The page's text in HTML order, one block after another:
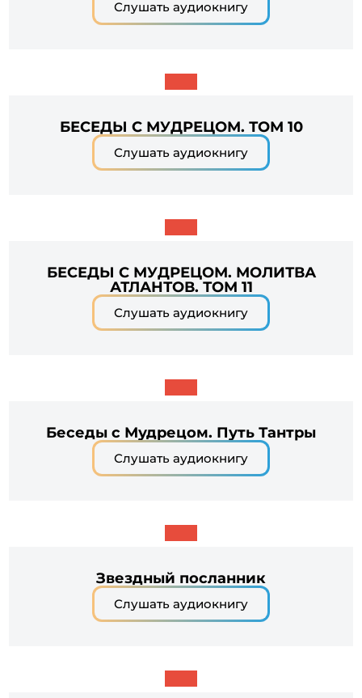
Слушать аудиокнигу
БЕСЕДЫ С МУДРЕЦОМ. ТОМ 10
Слушать аудиокнигу
БЕСЕДЫ С МУДРЕЦОМ. МОЛИТВА
АТЛАНТОВ. ТОМ 11
Слушать аудиокнигу
Беседы с Мудрецом. Путь Тантры
Слушать аудиокнигу
Звездный посланник
Слушать аудиокнигу